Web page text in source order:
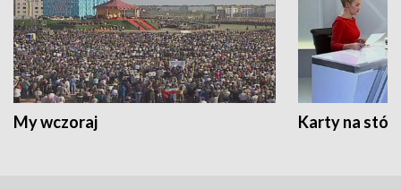
My wczoraj Karty na